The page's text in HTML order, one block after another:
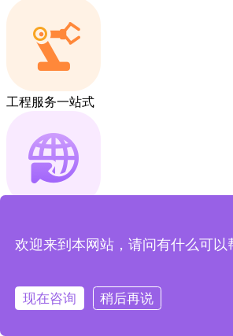
工程服务一站式
欢迎来到本网站，请问有什么可以
现在咨询 稍后再说